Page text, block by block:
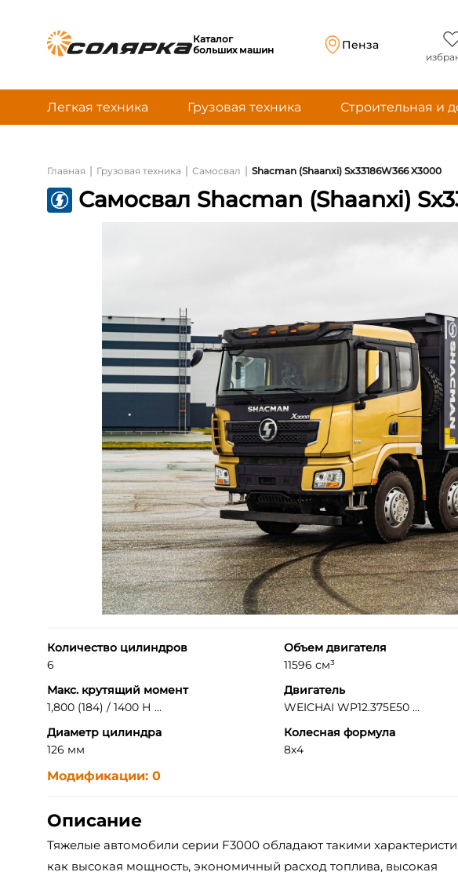
Каталог
больших машин
Пенза
Легкая техника Грузовая техника Строительная и
Главная | Грузовая техника | Самосвал | Shacman (Shaanxi) Sx33186W366 X3000
Самосвал Shacman (Shaanxi)
Количество цилиндров
6
Объем двигателя
11596 см³
Макс. крутящий момент
1,800 (184) / 1400 Н ...
Двигатель
WEICHAI WP12.375Е50 ...
Диаметр цилиндра
126 мм
Колесная формула
8x4
Модификации: 0
Описание
Тяжелые автомобили серии F3000 обладают такими
как высокая мощность, экономичный расход топлива, высокая